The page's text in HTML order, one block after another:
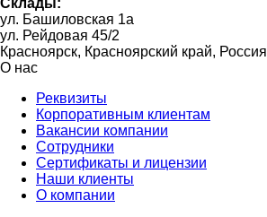
Склады:
ул. Башиловская 1а
ул. Рейдовая 45/2
Красноярск, Красноярский край, Россия
О нас
Реквизиты
Корпоративным клиентам
Вакансии компании
Сотрудники
Сертификаты и лицензии
Наши клиенты
О компании